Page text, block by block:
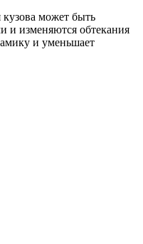
кузова может быть
и изменяются обтекания
и уменьшает